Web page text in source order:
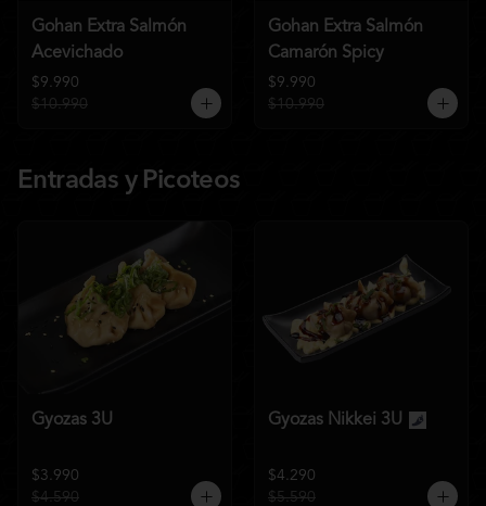
Gohan Extra Salmón
Acevichado
$9.990
$10.990
Gohan Extra Salmón
Camarón Spicy
$9.990
$10.990
Entradas y Picoteos
Gyozas 3U
$3.990
$4.590
Gyozas Nikkei 3U
$4.290
$5.590